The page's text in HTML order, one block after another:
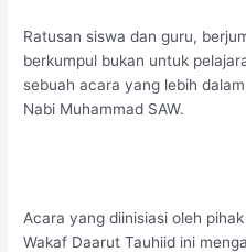
Ratusan siswa dan guru,
berkumpul bukan untuk
sebuah acara yang lebih
Nabi Muhammad SAW.
Acara yang diinisiasi oleh
Wakaf Daarut Tauhiid ini